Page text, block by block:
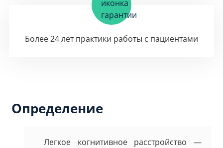
Более 24 лет практики работы с пациентами
Определение
Легкое когнитивное расстройство —